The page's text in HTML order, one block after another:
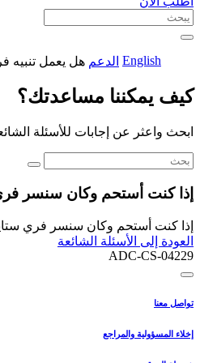
English الدعم هل يعمل تنبيه فري ستايل
كيف يمكننا مساعدتك؟
ابحث واعثر عن إجابات للأسئلة
إذا كنت أستحم وكان سنسر فري ستايل ليبري 2 بلس تحت السطح، لكن تطبيقي ضمن المسافة
إذا كنت أستحم وكان سنسر فري ستايل ليبري 2 بلس تحت السطح، لكن تطبيقي ضمن المسافة المعتمدة - هل سأواصل
العودة إلى الأسئلة الشائعة
ADC-CS-04229
تواصل معنا
إخلاء المسؤولية والمراجع